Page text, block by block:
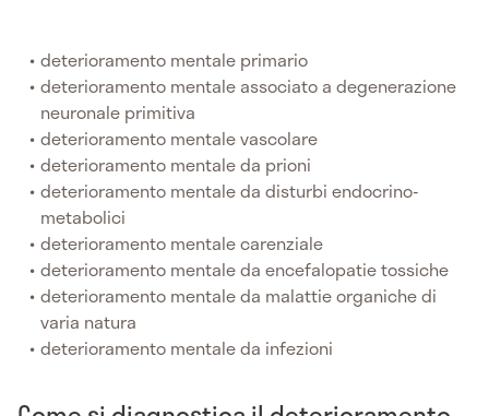
deterioramento mentale primario
deterioramento mentale associato a degenerazione
neuronale primitiva
deterioramento mentale vascolare
deterioramento mentale da prioni
deterioramento mentale da disturbi endocrino-
metabolici
deterioramento mentale carenziale
deterioramento mentale da encefalopatie tossiche
deterioramento mentale da malattie organiche di
varia natura
deterioramento mentale da infezioni